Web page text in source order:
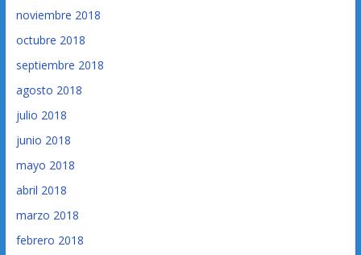
noviembre 2018
octubre 2018
septiembre 2018
agosto 2018
julio 2018
junio 2018
mayo 2018
abril 2018
marzo 2018
febrero 2018